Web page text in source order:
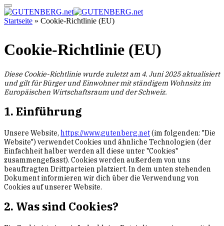
Startseite » Cookie-Richtlinie (EU)
Cookie-Richtlinie (EU)
Diese Cookie-Richtlinie wurde zuletzt am 4. Juni 2025 aktualisiert
und gilt für Bürger und Einwohner mit ständigem Wohnsitz im
Europäischen Wirtschaftsraum und der Schweiz.
1. Einführung
Unsere Website, https://www.gutenberg.net(im folgenden: "Die
Website") verwendet Cookies und ähnliche Technologien (der
Einfachheit halber werden all diese unter "Cookies"
zusammengefasst). Cookies werden außerdem von uns
beauftragten Drittparteien platziert. In dem unten stehenden
Dokument informieren wir dich über die Verwendung von
Cookies auf unserer Website.
2. Was sind Cookies?